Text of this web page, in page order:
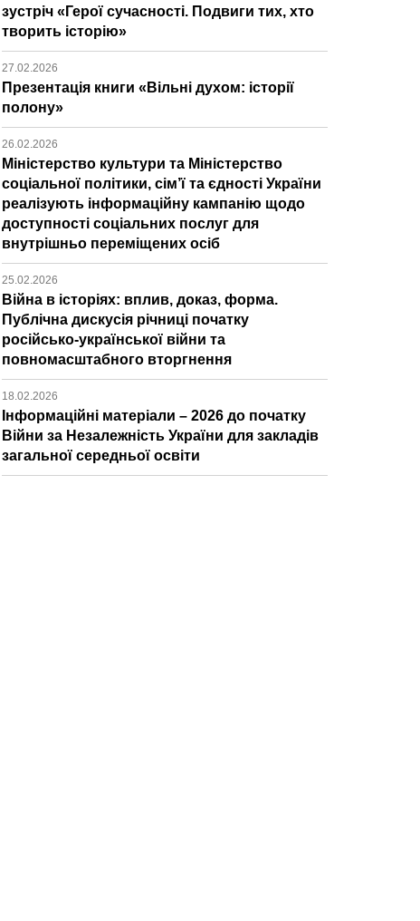
зустріч «Герої сучасності. Подвиги тих, хто
творить історію»
27.02.2026
Презентація книги «Вільні духом: історії
полону»
26.02.2026
Міністерство культури та Міністерство
соціальної політики, сім’ї та єдності України
реалізують інформаційну кампанію щодо
доступності соціальних послуг для
внутрішньо переміщених осіб
25.02.2026
Війна в історіях: вплив, доказ, форма.
Публічна дискусія річниці початку
російсько-української війни та
повномасштабного вторгнення
18.02.2026
Інформаційні матеріали – 2026 до початку
Війни за Незалежність України для закладів
загальної середньої освіти